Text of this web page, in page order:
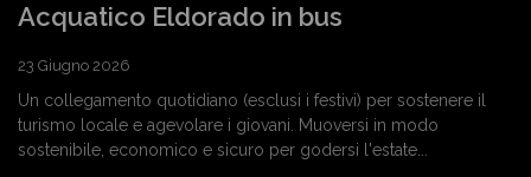
Acquatico Eldorado in bus
23 Giugno 2026
Un collegamento quotidiano (esclusi i festivi) per sostenere il
turismo locale e agevolare i giovani. Muoversi in modo
sostenibile, economico e sicuro per godersi l'estate...